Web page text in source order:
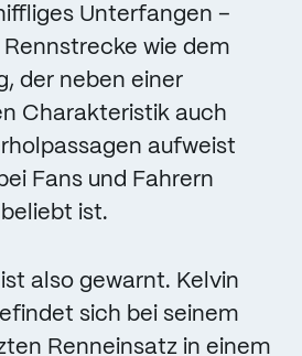
Unterfangen –
wie dem
der neben einer
Charakteristik auch
aufweist
Fans und Fahrern
ist.
also gewarnt. Kelvin
sich bei seinem
Renneinsatz in einem